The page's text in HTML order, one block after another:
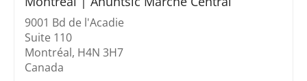
9001 Bd de l'Acadie
Suite 110
Montréal, H4N 3H7
Canada